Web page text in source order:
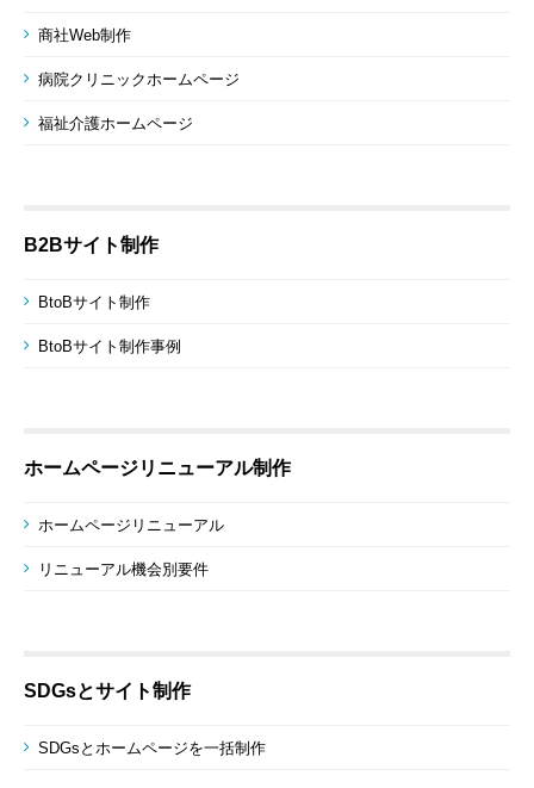
商社Web制作
病院クリニックホームページ
福祉介護ホームページ
B2Bサイト制作
BtoBサイト制作
BtoBサイト制作事例
ホームページリニューアル制作
ホームページリニューアル
リニューアル機会別要件
SDGsとサイト制作
SDGsとホームページを一括制作